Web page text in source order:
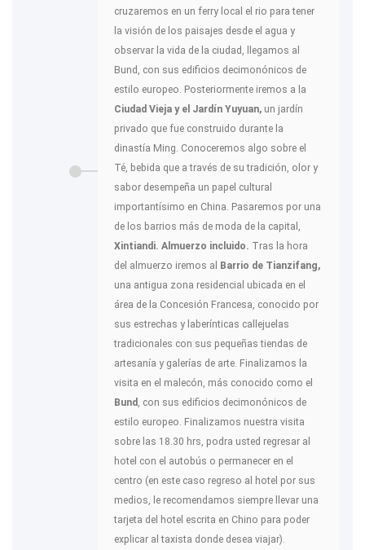
cruzaremos en un ferry local el rio para tener
la visión de los paisajes desde el agua y
observar la vida de la ciudad, llegamos al
Bund, con sus edificios decimonónicos de
estilo europeo. Posteriormente iremos a la
Ciudad Vieja y el Jardín Yuyuan, un jardín
privado que fue construido durante la
dinastía Ming. Conoceremos algo sobre el
Té, bebida que a través de su tradición, olor y
sabor desempeña un papel cultural
importantísimo en China. Pasaremos por una
de los barrios más de moda de la capital,
Xintiandi. Almuerzo incluido. Tras la hora
del almuerzo iremos al
Barrio de Tianzifang,
una antigua zona residencial ubicada en el
área de la Concesión Francesa, conocido por
sus estrechas y laberínticas callejuelas
tradicionales con sus pequeñas tiendas de
artesanía y galerías de arte. Finalizamos la
visita en el malecón, más conocido como el
Bund , con sus edificios decimonónicos de
estilo europeo. Finalizamos nuestra visita
sobre las 18.30 hrs, podra usted regresar al
hotel con el autobús o permanecer en el
centro (en este caso regreso al hotel por sus
medios, le recomendamos siempre llevar una
tarjeta del hotel escrita en Chino para poder
explicar al taxista donde desea viajar).